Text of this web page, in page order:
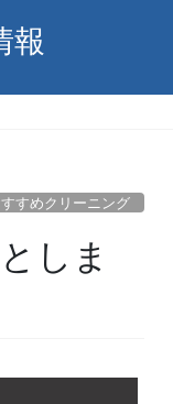
報
すめクリーニング
しま